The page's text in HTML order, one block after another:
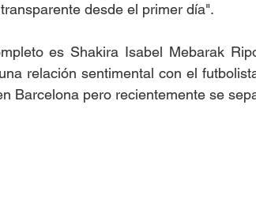
desde el primer día".
es Shakira Isabel Mebarak
relación sentimental con el
Barcelona pero recientemente se